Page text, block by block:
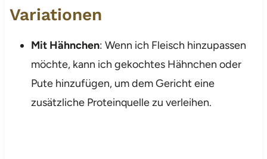
Variationen
Mit Hähnchen: Wenn ich Fleisch hinzupassen
möchte, kann ich gekochtes Hähnchen oder
Pute hinzufügen, um dem Gericht eine
zusätzliche Proteinquelle zu verleihen.